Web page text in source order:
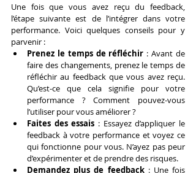
Une fois que vous avez reçu du feedback,
l’étape suivante est de l’intégrer dans votre
performance. Voici quelques conseils pour y
parvenir :
Prenez le temps de réfléchir : Avant de
faire des changements, prenez le temps de
réfléchir au feedback que vous avez reçu.
Qu’est-ce que cela signifie pour votre
performance ? Comment pouvez-vous
l’utiliser pour vous améliorer ?
Faites des essais : Essayez d’appliquer le
feedback à votre performance et voyez ce
qui fonctionne pour vous. N’ayez pas peur
d’expérimenter et de prendre des risques.
Demandez plus de feedback : Une fois